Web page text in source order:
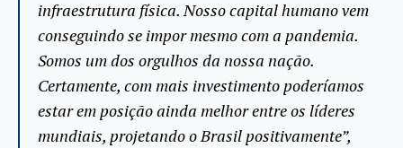
infraestrutura física. Nosso capital humano vem
conseguindo se impor mesmo com a pandemia.
Somos um dos orgulhos da nossa nação.
Certamente, com mais investimento poderíamos
estar em posição ainda melhor entre os líderes
mundiais, projetando o Brasil positivamente”,